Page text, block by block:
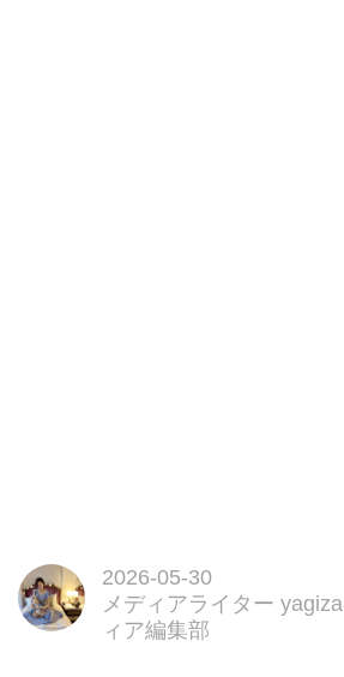
2026-05-30
メディアライター yagiza
ィア編集部